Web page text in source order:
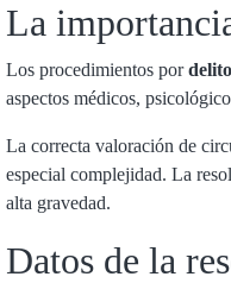
La
Los procedimientos por
aspectos médicos,
La correcta valoración de
especial complejidad. La
alta gravedad.
Datos de la